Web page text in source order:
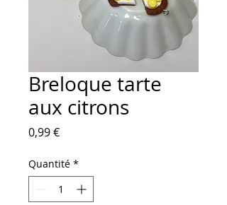
Breloque tarte
aux citrons
0,99 €Prix
Quantité *